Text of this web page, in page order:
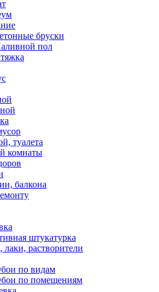
бруски
пол
туалета
комнаты
балкона
штукатурка
лаки, растворители
по видам
по помещениям